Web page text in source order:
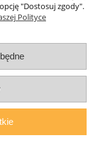
1a/3, 63-600 Kępno,
Tel.:790344333|
"Dostosuj zgody".
Polityce